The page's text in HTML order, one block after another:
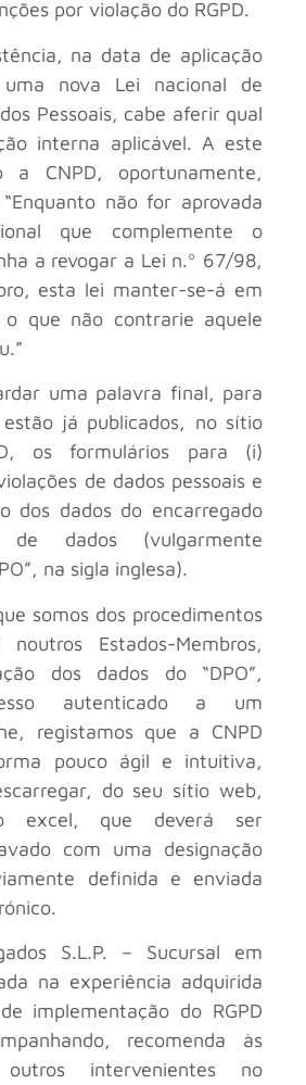
por violação do RGPD.
na data de aplicação
nova Lei nacional de
Pessoais, cabe aferir qual
interna aplicável. A este
a CNPD, oportunamente,
não for aprovada
que complemente o
a revogar a Lei n.º 67/98,
esta lei manter-se-á em
que não contrarie aquele
uma palavra final, para
já publicados, no sítio
os formulários para (i)
de dados pessoais e
dos dados do encarregado
dados (vulgarmente
na sigla inglesa).
somos dos procedimentos
noutros Estados-Membros,
dos dados do “DPO”,
autenticado a um
registamos que a CNPD
pouco ágil e intuitiva,
do seu sítio web,
excel, que deverá ser
com uma designação
definida e enviada
S.L.P. – Sucursal em
na experiência adquirida
implementação do RGPD
recomenda às
intervenientes no